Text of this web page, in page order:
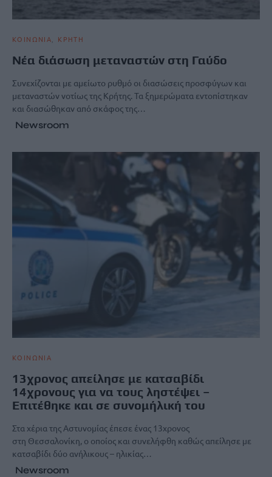
ΚΟΙΝΩΝΙΑ ΚΡΗΤΗ
Νέα διάσωση μεταναστών στη Γαύδο
Συνεχίζονται με αμείωτο ρυθμό οι διασώσεις προσφύγων και
μεταναστών νοτίως της Κρήτης. Τα ξημερώματα εντοπίστηκαν
και διασώθηκαν από σκάφος της…
Newsroom
ΚΟΙΝΩΝΙΑ
13χρονος απείλησε με κατσαβίδι
14χρονους για να τους ληστέψει –
Επιτέθηκε και σε συνομήλική του
Στα χέρια της Αστυνομίας έπεσε ένας 13χρονος
στη Θεσσαλονίκη, ο οποίος και συνελήφθη καθώς απείλησε με
κατσαβίδι δύο ανήλικους – ηλικίας…
Newsroom